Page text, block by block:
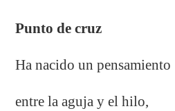
Punto de cruz
Ha nacido un pensamiento
entre la aguja y el hilo,